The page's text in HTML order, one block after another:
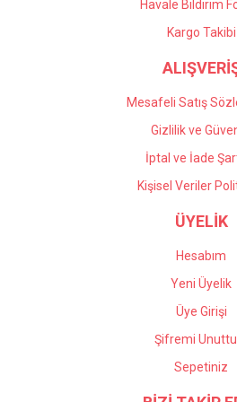
Gönder
Havale Bildirim
Kargo Takibi
Mesafeli Satış
Gizlilik ve
İptal ve İade
Kişisel Veriler
ÜYELİK
Hesabım
Yeni Üyelik
Üye Girişi
Şifremi
Sepetiniz